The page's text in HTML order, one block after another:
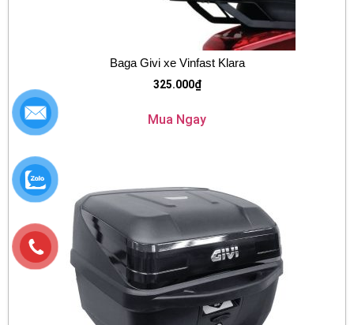
Baga Givi xe Vinfast Klara
325.000₫
Mua Ngay